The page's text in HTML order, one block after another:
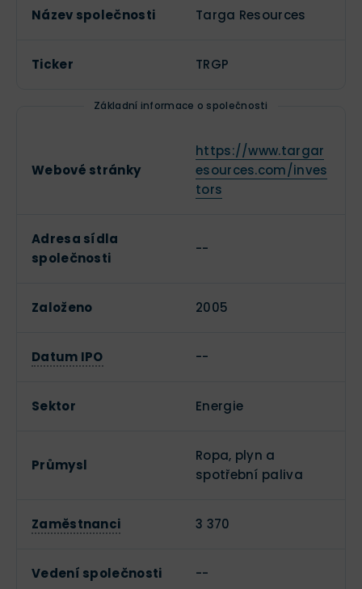
Název společnosti Targa Resources
Ticker TRGP
Základní informace o společnosti
Webové stránky
https://www.targar
esources.com/inves
tors
Adresa sídla
společnosti
--
Založeno 2005
Datum IPO --
Sektor Energie
Průmysl
Ropa, plyn a
spotřební paliva
Zaměstnanci 3 370
Vedení společnosti --